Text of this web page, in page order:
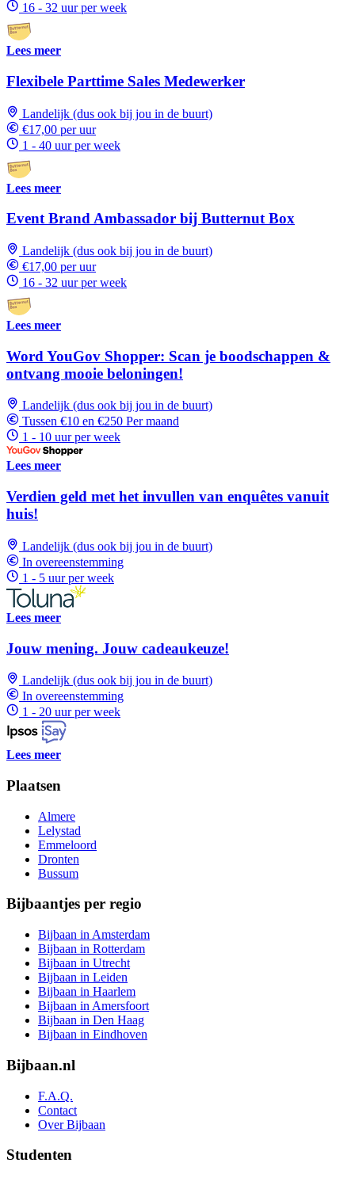
16 - 32 uur per week
Lees meer
Flexibele Parttime Sales Medewerker
Landelijk (dus ook bij jou in de buurt)
€17,00 per uur
1 - 40 uur per week
Lees meer
Event Brand Ambassador bij Butternut Box
Landelijk (dus ook bij jou in de buurt)
€17,00 per uur
16 - 32 uur per week
Lees meer
Word YouGov Shopper: Scan je boodschappen &
ontvang mooie beloningen!
Landelijk (dus ook bij jou in de buurt)
Tussen €10 en €250 Per maand
1 - 10 uur per week
Lees meer
Verdien geld met het invullen van enquêtes vanuit
huis!
Landelijk (dus ook bij jou in de buurt)
In overeenstemming
1 - 5 uur per week
Lees meer
Jouw mening. Jouw cadeaukeuze!
Landelijk (dus ook bij jou in de buurt)
In overeenstemming
1 - 20 uur per week
Lees meer
Plaatsen
Almere
Lelystad
Emmeloord
Dronten
Bussum
Bijbaantjes per regio
Bijbaan in Amsterdam
Bijbaan in Rotterdam
Bijbaan in Utrecht
Bijbaan in Leiden
Bijbaan in Haarlem
Bijbaan in Amersfoort
Bijbaan in Den Haag
Bijbaan in Eindhoven
Bijbaan.nl
F.A.Q.
Contact
Over Bijbaan
Studenten